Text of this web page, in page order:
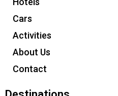
Cars
Activities
About Us
Contact